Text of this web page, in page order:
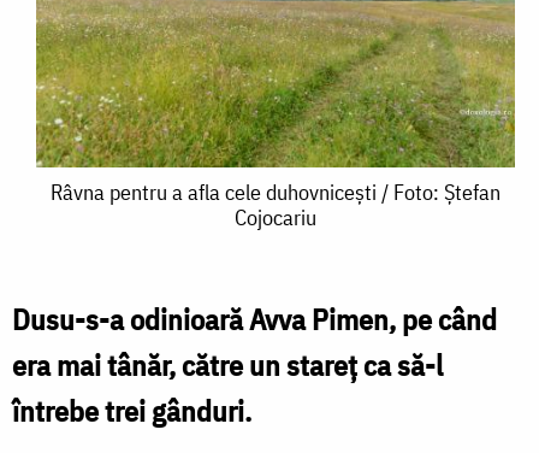
Râvna
afla
cele
duhovnicești
Râvna pentru a afla cele duhovnicești / Foto: Ștefan
Cojocariu
Dusu-s-a odinioară Avva Pimen, pe când
era mai tânăr, către un stareț ca să-l
întrebe trei gânduri.